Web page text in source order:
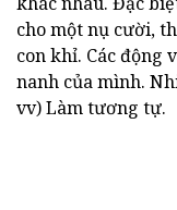
cho một nụ cười,
con khỉ. Các động
nanh của mình.
vv) Làm tương tự.